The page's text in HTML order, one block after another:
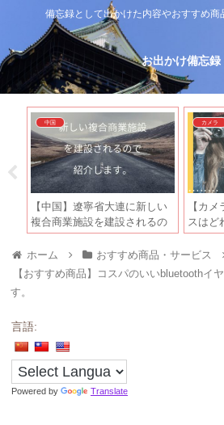
備忘録として出かけた内容やおすすめ商
お出かけ備忘録
中国
【中国】遼寧省大連に新しい
複合商業施設を建設されるの
で紹介します。
カメラ
【カ
スはど
か？
ホーム
おすすめ商品・サービス
【おすすめ商品】コスパのいいbluetoothイ
す。
言語:
Powered by Translate